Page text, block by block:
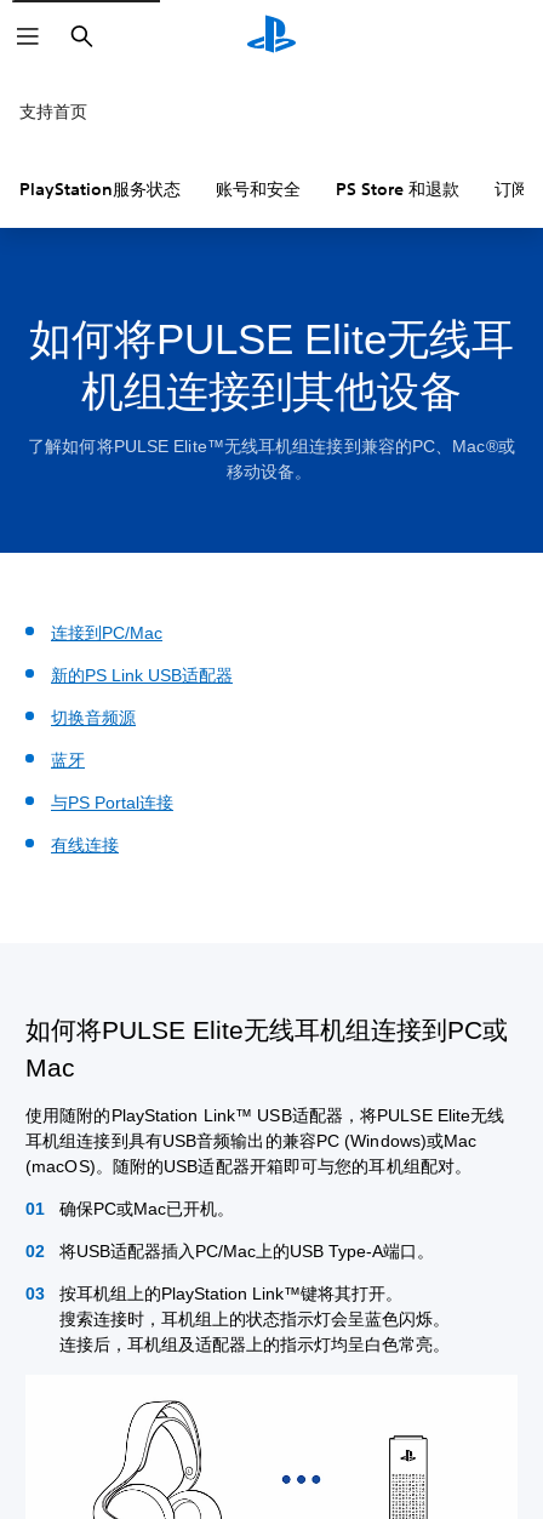
搜
索
支持首页
PlayStation服务状态 账号和安全 PS Store 和退款 订阅
如何将PULSE Elite无线耳
机组连接到其他设备
了解如何将PULSE Elite™无线耳机组连接到兼容的PC、Mac®或
移动设备。
连接到PC/Mac
新的PS Link USB适配器
切换音频源
蓝牙
与PS Portal连接
有线连接
如何将PULSE Elite无线耳机组连接到PC或
Mac
使用随附的PlayStation Link™ USB适配器，将PULSE Elite无线
耳机组连接到具有USB音频输出的兼容PC (Windows)或Mac
(macOS)。随附的USB适配器开箱即可与您的耳机组配对。
确保PC或Mac已开机。
将USB适配器插入PC/Mac上的USB Type-A端口。
按耳机组上的PlayStation Link™键将其打开。
搜索连接时，耳机组上的状态指示灯会呈蓝色闪烁。
连接后，耳机组及适配器上的指示灯均呈白色常亮。